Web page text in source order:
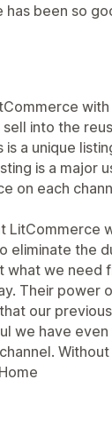
has been so
sell into the
a unique
is a major
on each
LitCommerce
eliminate the
what we need
Their
our
we have